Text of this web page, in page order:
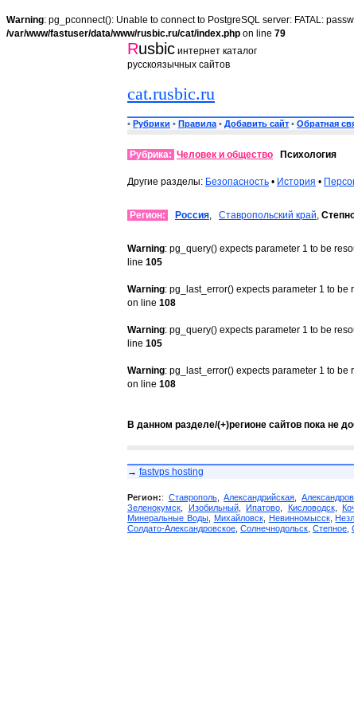
Warning: pg_pconnect(): Unable to connect to PostgreSQL server: FATAL:
/var/www/fastuser/data/www/rusbic.ru/cat/index.php on line 79
Rusbic интернет каталог
русскоязычных сайтов
cat.rusbic.ru
• Рубрики • Правила • Добавить сайт • Обратная
Рубрика: Человек и общество Психология
Другие разделы: Безопасность • История •
Регион: Россия, Ставропольский край,
Warning: pg_query() expects parameter 1 to be
line 105
Warning: pg_last_error() expects parameter 1 to be
on line 108
Warning: pg_query() expects parameter 1 to be
line 105
Warning: pg_last_error() expects parameter 1 to be
on line 108
В данном разделе/(+)регионе сайтов пока не
→ fastvps hosting
Регион:: Ставрополь,Александрийская ,
Зеленокумск
Изобильный, Ипатово Кисловодск,
Минеральные Воды, Михайловск, Невинномысск,
Солдато-Александровское Солнечнодольск Степное